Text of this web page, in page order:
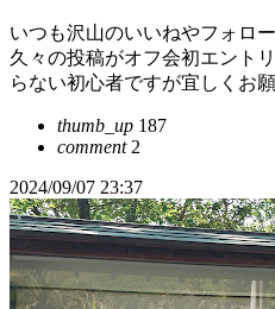
いつも沢山のいいねやフォロ
久々の投稿がオフ会初エント
らない初心者ですが宜しくお
thumb_up 187
comment2
2024/09/07 23:37